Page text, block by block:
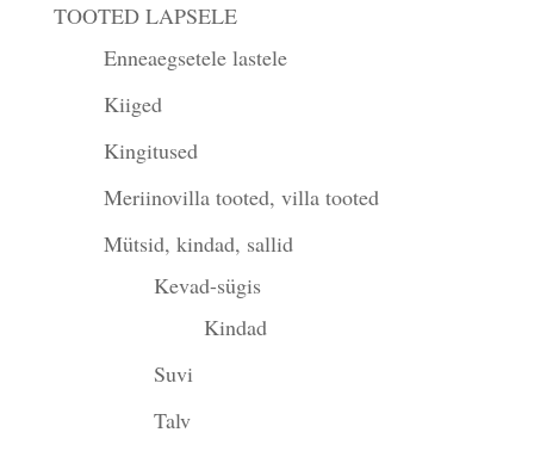
TOOTED LAPSELE
Enneaegsetele lastele
Kiiged
Kingitused
Meriinovilla tooted, villa tooted
Mütsid, kindad, sallid
Kevad-sügis
Kindad
Suvi
Talv